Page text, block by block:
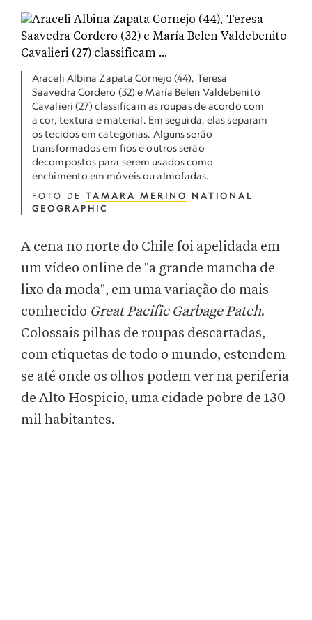
Araceli Albina Zapata Cornejo (44), Teresa
Saavedra Cordero (32) e María Belen Valdebenito
Cavalieri (27) classificam as roupas de acordo com
a cor, textura e material. Em seguida, elas separam
os tecidos em categorias. Alguns serão
transformados em fios e outros serão
decompostos para serem usados como
enchimento em móveis ou almofadas.
FOTO DE TAMARA MERINO
NATIONAL
GEOGRAPHIC
A cena no norte do Chile foi apelidada em
um vídeo online de "a grande mancha de
lixo da moda", em uma variação do mais
conhecido Great Pacific Garbage Patch.
Colossais pilhas de roupas descartadas,
com etiquetas de todo o mundo, estendem-
se até onde os olhos podem ver na periferia
de Alto Hospicio, uma cidade pobre de 130
mil habitantes.